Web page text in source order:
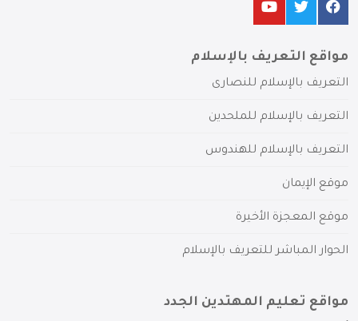
مواقع التعريف بالإسلام
التعريف بالإسلام للنصارى
التعريف بالإسلام للملحدين
التعريف بالإسلام للهندوس
موقع الإيمان
موقع المعجزة الأخيرة
الحوار المباشر للتعريف بالإسلام
مواقع تعليم المهتدين الجدد